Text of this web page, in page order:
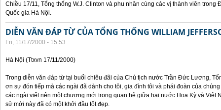
Chiều 17/11, Tổng thống W.J. Clinton và phu nhân cùng các vị thành viên
Quốc gia Hà Nội.
DIỄN VĂN ĐÁP TỪ CỦA TỔNG THỐNG WILLIAM
Fri, 11/17/2000 - 15:53
Hà Nội (Ttxvn 17/11/2000)
Trong diễn văn đáp từ tại buổi chiêu đãi của Chủ tịch nước Trần Đức Lương,
ơn sự đón tiếp mà các ngài đã dành cho tôi, gia đình tôi và phái đoàn của
các ngài viết nên một chương mới trong quan hệ giữa hai nước Hoa Kỳ và Việt
sử mới này đã có một khởi đầu tốt đẹp.